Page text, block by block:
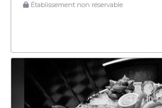
Établissement non réservable